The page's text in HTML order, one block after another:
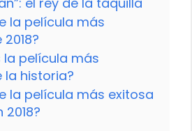
la película más
la película más
la historia?
la película más exitosa